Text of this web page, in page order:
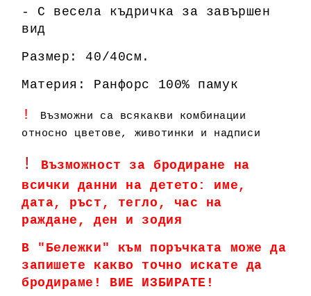
- С весела къдричка за завършен
вид
Размер: 40/40см.
Материя: Ранфорс 100% памук
!
Възможни са всякакви комбинации
относно цветове, животинки и надписи
!
Възможност за бродиране на
всички данни на детето: име,
дата, ръст, тегло, час на
раждане, ден и зодия
В "Бележки" към поръчката може да
запишете какво точно искате да
бродираме! ВИЕ ИЗБИРАТЕ!